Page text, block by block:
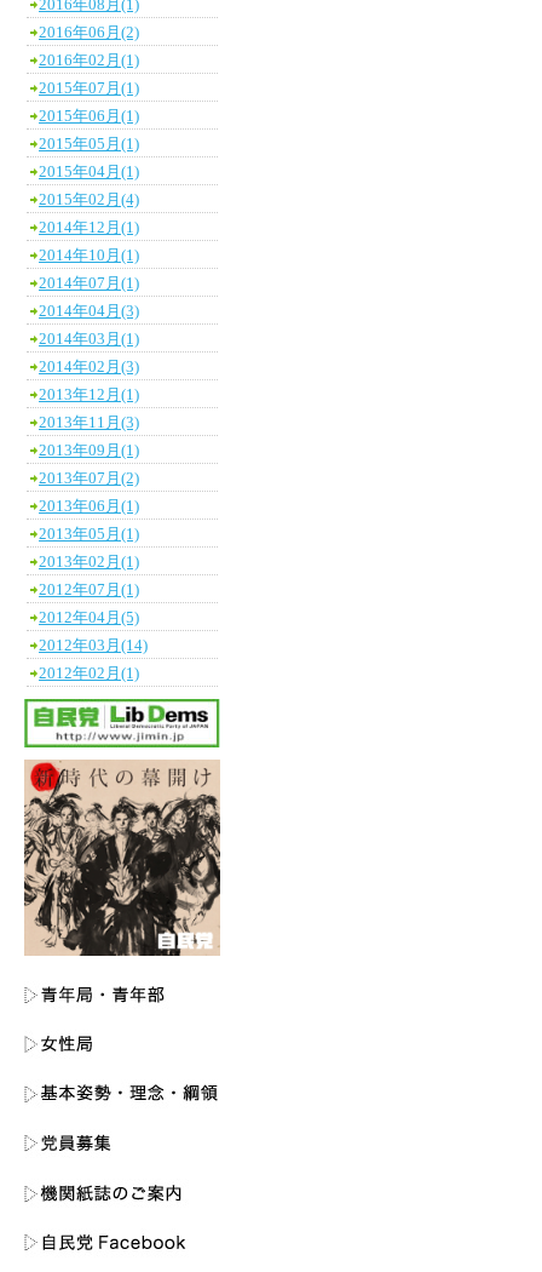
2016年08月(1)
2016年06月(2)
2016年02月(1)
2015年07月(1)
2015年06月(1)
2015年05月(1)
2015年04月(1)
2015年02月(4)
2014年12月(1)
2014年10月(1)
2014年07月(1)
2014年04月(3)
2014年03月(1)
2014年02月(3)
2013年12月(1)
2013年11月(3)
2013年09月(1)
2013年07月(2)
2013年06月(1)
2013年05月(1)
2013年02月(1)
2012年07月(1)
2012年04月(5)
2012年03月(14)
2012年02月(1)